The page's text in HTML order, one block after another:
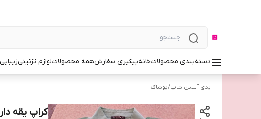
دسته‌بندی محصولاتخانهپیگیری سفارشهمه محصولاتلوازم تزئینی
پدی آنلاین شاپ/پوشاک
کراپ یقه